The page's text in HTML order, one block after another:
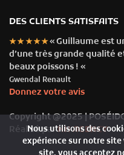
DES CLIENTS SATISFAITS
★★★★★« Guillaume est
d’une très grande qualité
beaux poissons ! «
Gwendal Renault
Donnez votre avis
Copyright @2025 |
Réalisé parNH AGENCY
Nous utilisons des
expérience sur notre